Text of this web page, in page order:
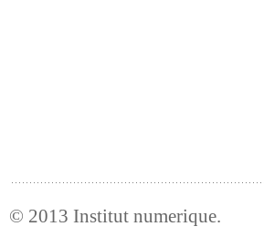
© 2013 Institut numerique.